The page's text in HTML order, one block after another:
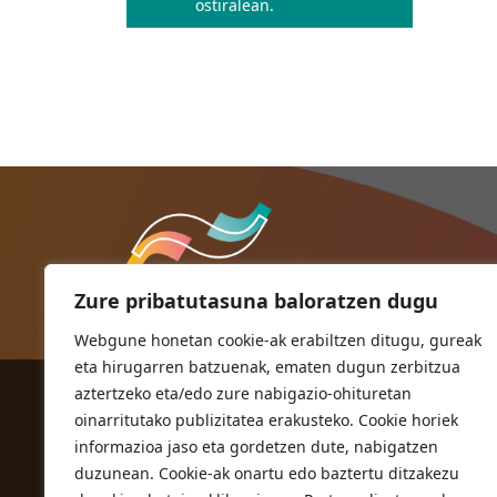
Zure pribatutasuna baloratzen dugu
Webgune honetan cookie-ak erabiltzen ditugu, gureak
eta hirugarren batzuenak, ematen dugun zerbitzua
aztertzeko eta/edo zure nabigazio-ohituretan
oinarritutako publizitatea erakusteko. Cookie horiek
informazioa jaso eta gordetzen dute, nabigatzen
duzunean. Cookie-ak onartu edo baztertu ditzakezu
ostiralean.
ORIOKO UDALA
Herriko plaza,1
20810 Orio (Gipuzkoa)
T. 943 83 03 46